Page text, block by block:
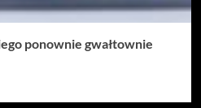
ponownie gwałtownie